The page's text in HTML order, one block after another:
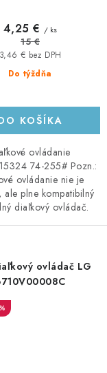
Do týždňa
3,46 € bez DPH
4,25 € / ks
15 €
KOŠÍKA
ovládanie
74-255# Pozn.:
ovládanie nie je
ale plne kompatibilný
diaľkový ovládač.
ovládač LG